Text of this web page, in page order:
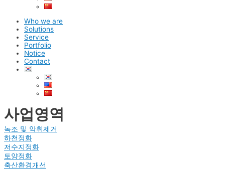
Who we are
Solutions
Service
Portfolio
Notice
Contact
사업영역
녹조 및 악취제거
하천정화
저수지정화
토양정화
축산환경개선